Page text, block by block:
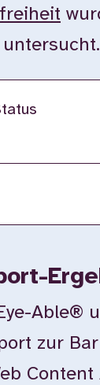
Able®
zur